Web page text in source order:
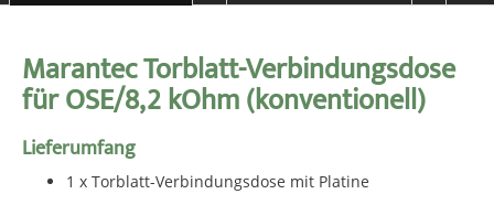
Marantec Torblatt-Verbindungsdose
für OSE/8,2 kOhm (konventionell)
Lieferumfang
1 x Torblatt-Verbindungsdose mit Platine